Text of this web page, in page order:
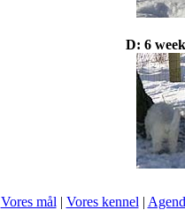
D: 6
Vores mål | Vores kennel |